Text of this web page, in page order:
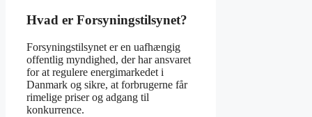
Hvad er Forsyningstilsynet?
Forsyningstilsynet er en uafhængig
offentlig myndighed, der har ansvaret
for at regulere energimarkedet i
Danmark og sikre, at forbrugerne får
rimelige priser og adgang til
konkurrence.